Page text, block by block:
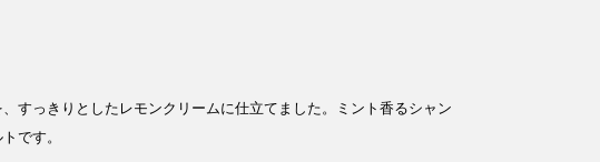
すっきりとしたレモンクリームに仕立てました。​ミント香るシャン
です。